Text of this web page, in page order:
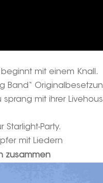
mit einem Knall.
Band“
mit ihrer
Starlight-Party.
mit Liedern
zusammen